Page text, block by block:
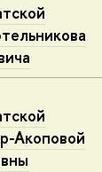
Акоповой